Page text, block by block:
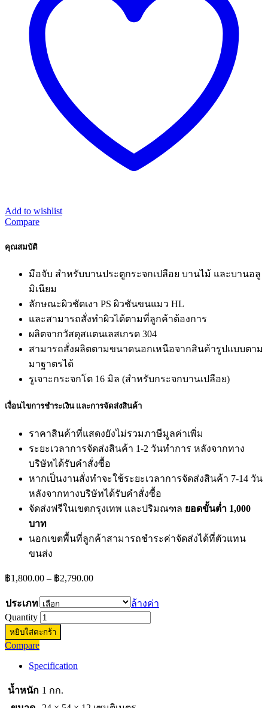
Add to wishlist
Compare
คุณสมบัติ
มือจับ สำหรับบานประตูกระจกเปลือย บานไม้ และบานอลู
มิเนียม
ลักษณะผิวชัดเงา PS ผิวชันขนแมว HL
และสามารถสั่งทำผิวได้ตามที่ลูกค้าต้องการ
ผลิตจากวัสดุสแตนเลสเกรด 304
สามารถสั่งผลิตตามขนาดนอกเหนือจากสินค้ารูปแบบตาม
มาฐาตรได้
รูเจาะกระจกโต 16 มิล (สำหรับกระจกบานเปลือย)
เงื่อนไขการชำระเงิน และการจัดส่งสินค้า
ราคาสินค้าที่แสดงยังไม่รวมภาษีมูลค่าเพิ่ม
ระยะเวลาการจัดส่งสินค้า 1-2 วันทำการ หลังจากทาง
บริษัทได้รับคำสั่งซื้อ
หากเป็นงานสั่งทำจะใช้ระยะเวลาการจัดส่งสินค้า 7-14 วัน
หลังจากทางบริษัทได้รับคำสั่งซื้อ
จัดส่งฟรีในเขตกรุงเทพ และปริมณฑล ยอดขั้นต่ำ 1,000
บาท
นอกเขตพื้นที่ลูกค้าสามารถชำระค่าจัดส่งได้ที่ตัวแทน
ขนส่ง
฿1,800.00 – ฿2,790.00Price
฿1,800.00
through
฿2,790.00
ประเภท
ล้างค่า
Quantity
หยิบใส่ตะกร้า
Compare
Specification
น้ำหนัก 1 กก.